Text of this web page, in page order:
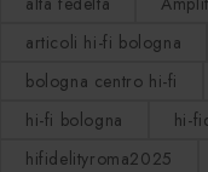
articoli hi-fi bologna
bologna centro hi-fi
hi-fi bologna
hi-
hifidelityroma2025